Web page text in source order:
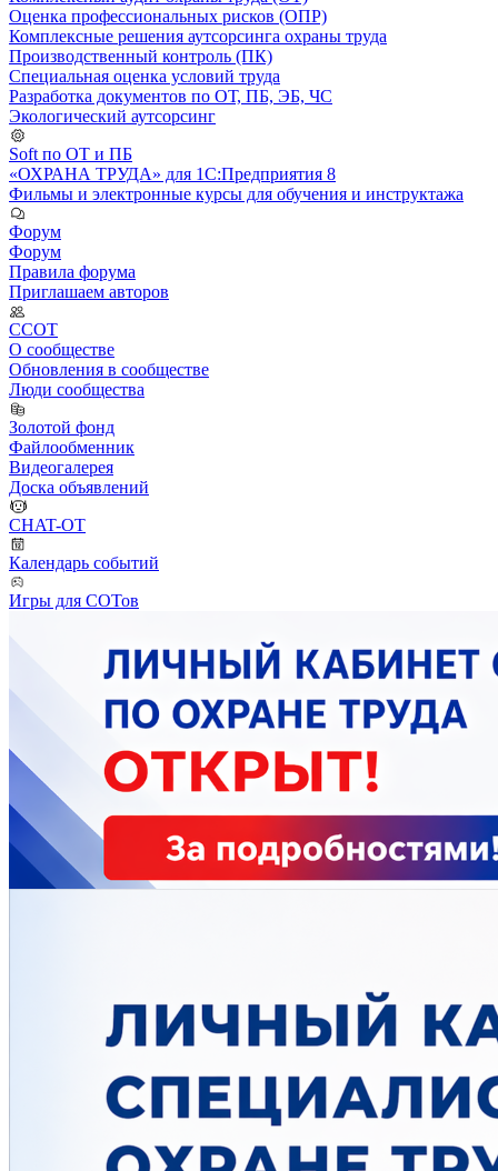
Оценка профессиональных рисков (ОПР)
Комплексные решения аутсорсинга охраны труда
Производственный контроль (ПК)
Специальная оценка условий труда
Разработка документов по ОТ, ПБ, ЭБ, ЧС
Экологический аутсорсинг
Soft по ОТ и ПБ
«ОХРАНА ТРУДА» для 1С:Предприятия 8
Фильмы и электронные курсы для обучения и инструктажа
Форум
Форум
Правила форума
Приглашаем авторов
ССОТ
О сообществе
Обновления в сообществе
Люди сообщества
Золотой фонд
Файлообменник
Видеогалерея
Доска объявлений
CHAT-OT
Календарь событий
Игры для СОТов